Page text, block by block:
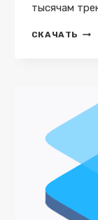
тысячам
СКАЧАТЬ МТС